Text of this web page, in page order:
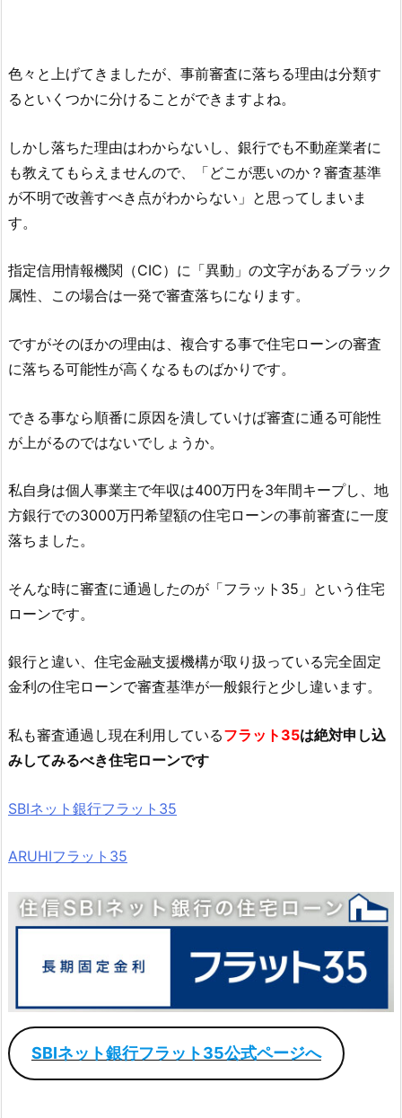
色々と上げてきましたが、事前審査に落ちる理由は分類す
るといくつかに分けることができますよね。
しかし落ちた理由はわからないし、銀行でも不動産業者に
も教えてもらえませんので、「どこが悪いのか？審査基準
が不明で改善すべき点がわからない」と思ってしまいま
す。
指定信用情報機関（CIC）に「異動」の文字があるブラック
属性、この場合は一発で審査落ちになります。
ですがそのほかの理由は、複合する事で住宅ローンの審査
に落ちる可能性が高くなるものばかりです。
できる事なら順番に原因を潰していけば審査に通る可能性
が上がるのではないでしょうか。
私自身は個人事業主で年収は400万円を3年間キープし、地
方銀行での3000万円希望額の住宅ローンの事前審査に一度
落ちました。
そんな時に審査に通過したのが「フラット35」という住宅
ローンです。
銀行と違い、住宅金融支援機構が取り扱っている完全固定
金利の住宅ローンで審査基準が一般銀行と少し違います。
私も審査通過し現在利用しているフラット35は絶対申し込
みしてみるべき住宅ローンです
SBIネット銀行フラット35
ARUHIフラット35
SBIネット銀行フラット35公式ページへ